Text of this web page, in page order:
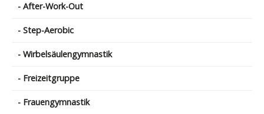
- After-Work-Out
- Step-Aerobic
- Wirbelsäulengymnastik
- Freizeitgruppe
- Frauengymnastik